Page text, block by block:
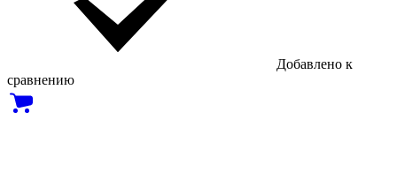
Добавлено к
сравнению